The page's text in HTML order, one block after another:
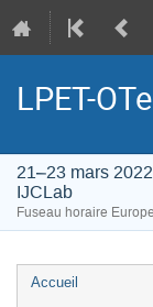
LPET-
21–23 mars 2022
IJCLab
Fuseau horaire
Menu
Accueil